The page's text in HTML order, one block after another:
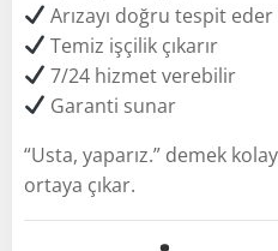
Arızayı doğru tespit eder
Temiz işçilik çıkarır
7/24 hizmet verebilir
Garanti sunar
“Usta, yaparız.” demek
ortaya çıkar.